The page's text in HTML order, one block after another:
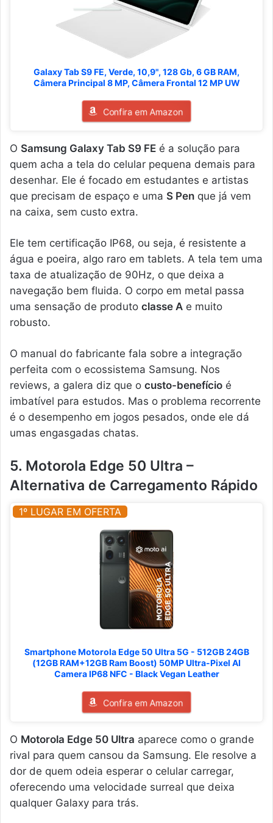
Galaxy Tab S9 FE, Verde, 10,9", 128 Gb, 6 GB RAM,
Câmera Principal 8 MP, Câmera Frontal 12 MP UW
Confira em Amazon
O Samsung Galaxy Tab S9 FE é a solução para
quem acha a tela do celular pequena demais para
desenhar. Ele é focado em estudantes e artistas
que precisam de espaço e uma S Pen que já vem
na caixa, sem custo extra.
Ele tem certificação IP68, ou seja, é resistente a
água e poeira, algo raro em tablets. A tela tem uma
taxa de atualização de 90Hz, o que deixa a
navegação bem fluida. O corpo em metal passa
uma sensação de produto classe A e muito
robusto.
O manual do fabricante fala sobre a integração
perfeita com o ecossistema Samsung. Nos
reviews, a galera diz que o custo-benefício é
imbatível para estudos. Mas o problema recorrente
é o desempenho em jogos pesados, onde ele dá
umas engasgadas chatas.
5. Motorola Edge 50 Ultra –
Alternativa de Carregamento Rápido
1º LUGAR EM OFERTA
Smartphone Motorola Edge 50 Ultra 5G - 512GB 24GB
(12GB RAM+12GB Ram Boost) 50MP Ultra-Pixel AI
Camera IP68 NFC - Black Vegan Leather
Confira em Amazon
O Motorola Edge 50 Ultra aparece como o grande
rival para quem cansou da Samsung. Ele resolve a
dor de quem odeia esperar o celular carregar,
oferecendo uma velocidade surreal que deixa
qualquer Galaxy para trás.